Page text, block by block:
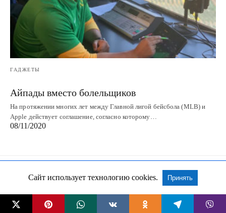
ГАДЖЕТЫ
Айпады вместо болельщиков
На протяжении многих лет между Главной лигой бейсбола (MLB) и
Apple действует соглашение, согласно которому…
08/11/2020
Все права сохранены Посмотреть Non-AMP версию
Сайт использует технологию cookies. Принять